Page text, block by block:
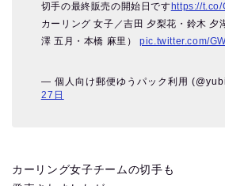
切手の最終販売の開始日です https://
カーリング 女子／吉田 夕梨花・鈴木 夕
澤 五月・本橋 麻里）pic.twitter.com/
— 個人向け郵便ゆうパック利用
27日
カーリング女子チームの切手も